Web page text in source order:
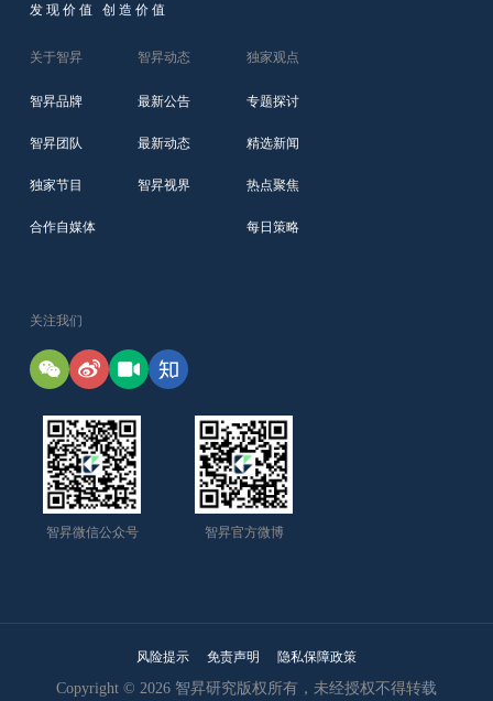
发现价值 创造价值
关于智昇
智昇品牌
智昇团队
独家节目
合作自媒体
智昇动态
最新公告
最新动态
智昇视界
独家观点
专题探讨
精选新闻
热点聚焦
每日策略
关注我们
智昇微信公众号 智昇官方微博
风险提示 免责声明 隐私保障政策
Copyright © 2026 智昇研究版权所有，未经授权不得转载